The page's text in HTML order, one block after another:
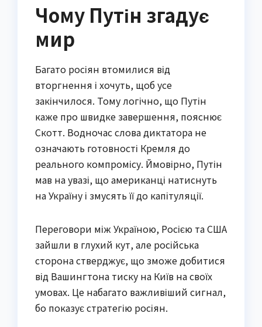
Чому Путін згадує
мир
Багато росіян втомилися від
вторгнення і хочуть, щоб усе
закінчилося. Тому логічно, що Путін
каже про швидке завершення, пояснює
Скотт. Водночас слова диктатора не
означають готовності Кремля до
реального компромісу. Ймовірно, Путін
мав на увазі, що американці натиснуть
на Україну і змусять її до капітуляції.
Переговори між Україною, Росією та США
зайшли в глухий кут, але російська
сторона стверджує, що зможе добитися
від Вашингтона тиску на Київ на своїх
умовах. Це набагато важливіший сигнал,
бо показує стратегію росіян.